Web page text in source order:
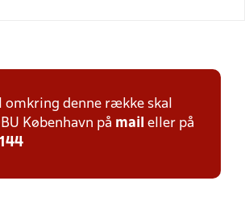
omkring denne række skal
København på mail eller på